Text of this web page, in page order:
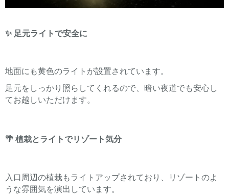
✨ 足元ライトで安全に
地面にも黄色のライトが設置されています。
足元をしっかり照らしてくれるので、暗い夜道でも安心し
てお越しいただけます。
🌴 植栽とライトでリゾート気分
入口周辺の植栽もライトアップされており、リゾートのよ
うな雰囲気を演出しています。